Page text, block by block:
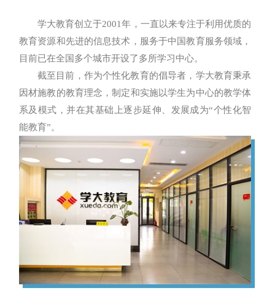
学大教育创立于2001年，一直以来专注于利用优质的
教育资源和先进的信息技术，服务于中国教育服务领域，
目前已在全国多个城市开设了多所学习中心。
截至目前，作为个性化教育的倡导者，学大教育秉承
因材施教的教育理念，制定和实施以学生为中心的教学体
系及模式，并在其基础上逐步延伸、发展成为“个性化智
能教育”。